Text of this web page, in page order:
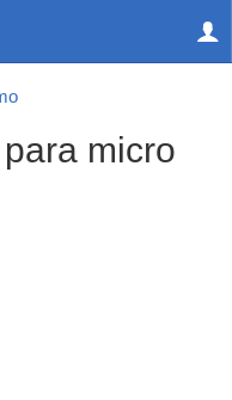
micro